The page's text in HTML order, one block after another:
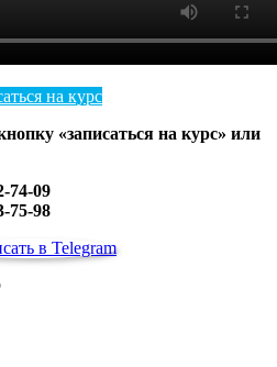
на курс
«записаться на курс» или
74-09
75-98